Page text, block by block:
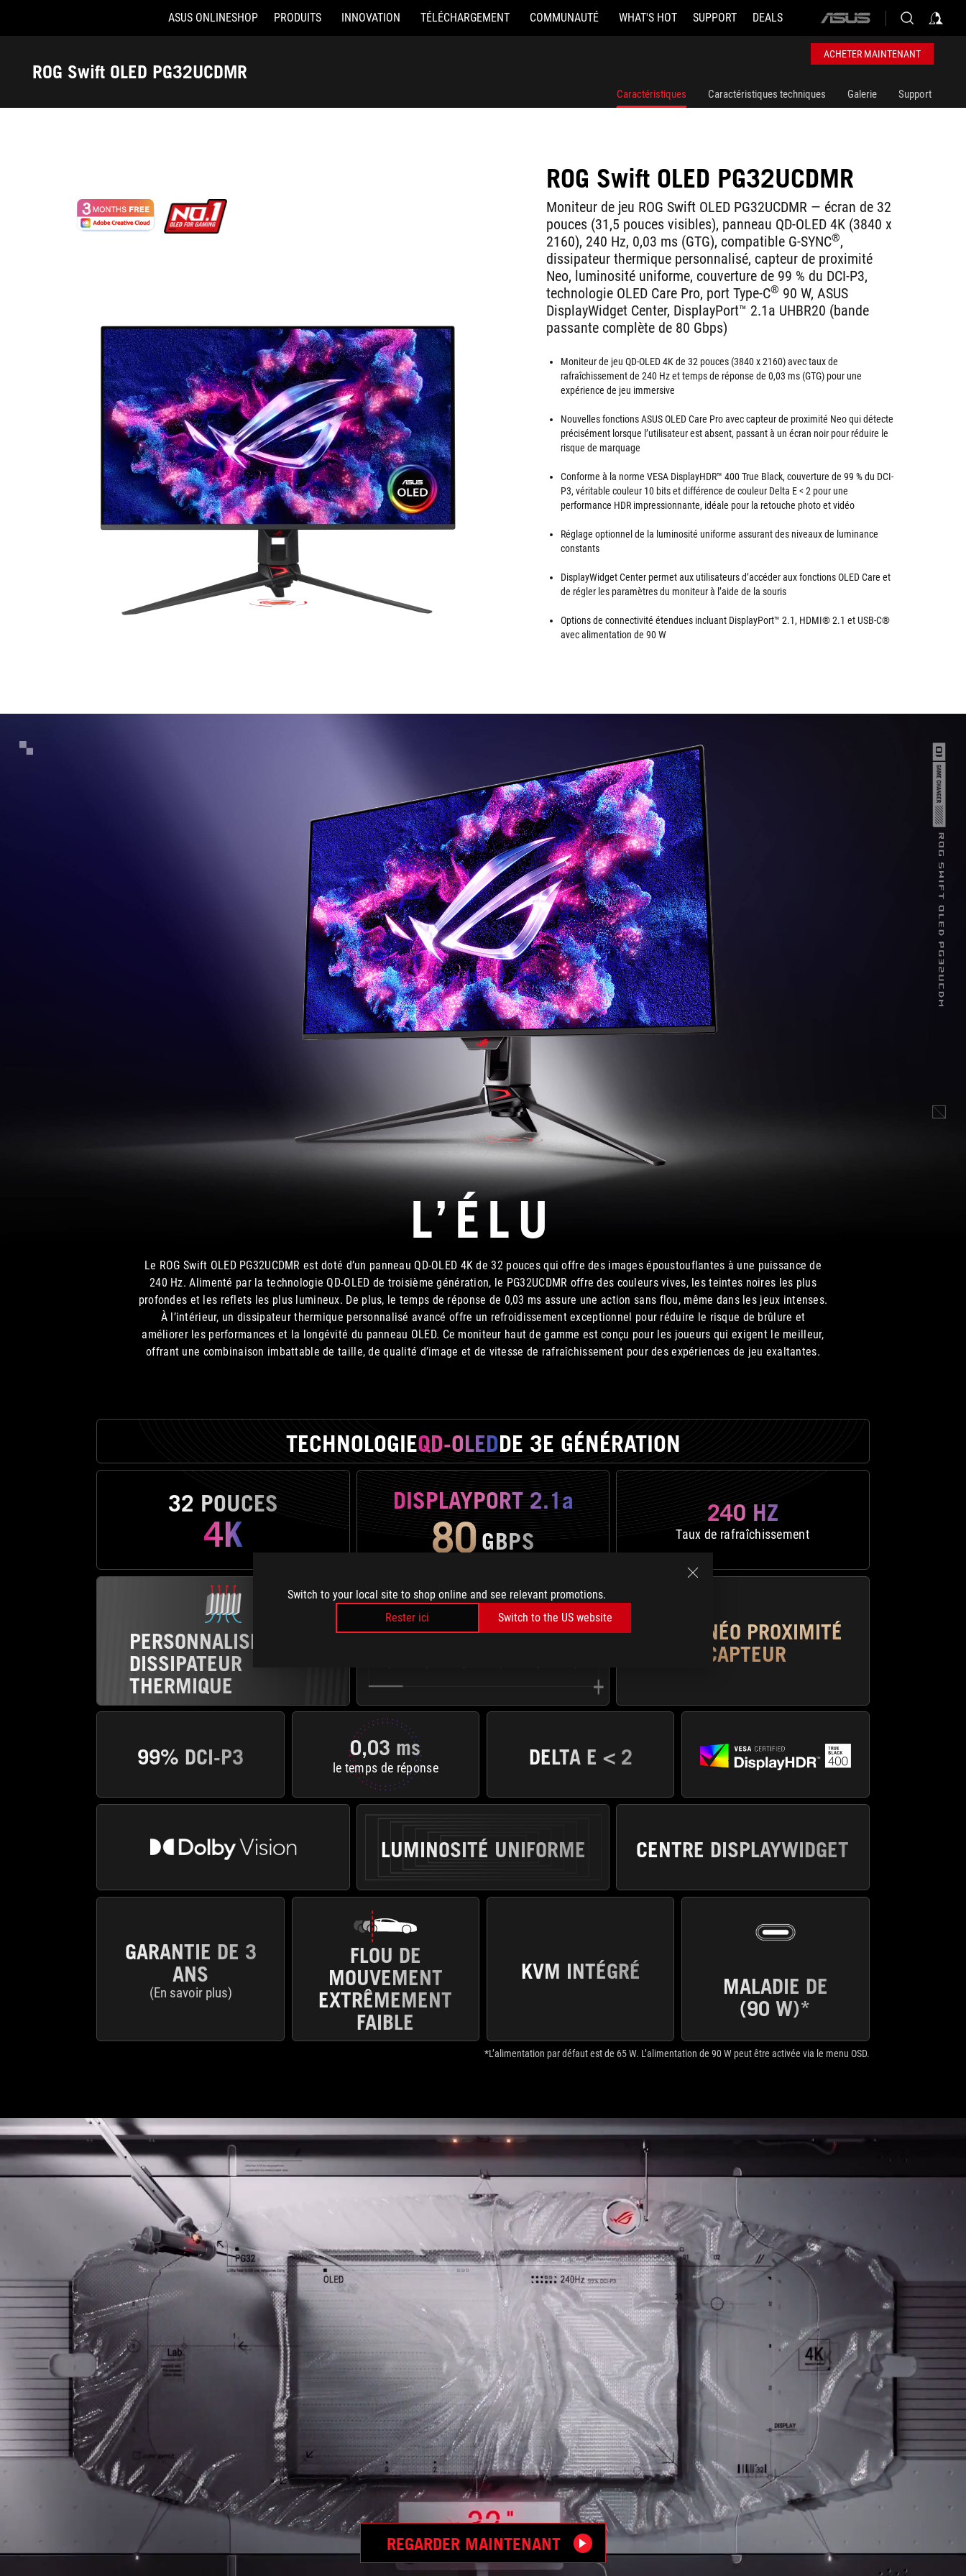
Switch to your local site to shop online and see relevant promotions.
Rester ici
Switch to the US website
Accessibility links
ASUS ONLINESHOP PRODUITS INNOVATION TÉLÉCHARGEMENT COMMUNAUTÉ WHAT'S HOT SUPPORT DEALS
ASUS
logo
ROG Swift OLED PG32UCDMR
ACHETER MAINTENANT
Caractéristiques Caractéristiques techniques Galerie Support
ROG Swift OLED PG32UCDMR
Moniteur de jeu ROG Swift OLED PG32UCDMR ― écran de 32
pouces (31,5 pouces visibles), panneau QD-OLED 4K (3840 x
2160), 240 Hz, 0,03 ms (GTG), compatible G-SYNC®,
dissipateur thermique personnalisé, capteur de proximité
Neo, luminosité uniforme, couverture de 99 % du DCI-P3,
technologie OLED Care Pro, port Type-C® 90 W, ASUS
DisplayWidget Center, DisplayPort™ 2.1a UHBR20 (bande
passante complète de 80 Gbps)
Moniteur de jeu QD-OLED 4K de 32 pouces (3840 x 2160) avec taux de
rafraîchissement de 240 Hz et temps de réponse de 0,03 ms (GTG) pour une
expérience de jeu immersive
Nouvelles fonctions ASUS OLED Care Pro avec capteur de proximité Neo qui détecte
précisément lorsque l’utilisateur est absent, passant à un écran noir pour réduire le
risque de marquage
Conforme à la norme VESA DisplayHDR™ 400 True Black, couverture de 99 % du DCI-
P3, véritable couleur 10 bits et différence de couleur Delta E < 2 pour une
performance HDR impressionnante, idéale pour la retouche photo et vidéo
Réglage optionnel de la luminosité uniforme assurant des niveaux de luminance
constants
DisplayWidget Center permet aux utilisateurs d’accéder aux fonctions OLED Care et
de régler les paramètres du moniteur à l’aide de la souris
Options de connectivité étendues incluant DisplayPort™ 2.1, HDMI® 2.1 et USB-C®
avec alimentation de 90 W
L’ÉLU
Le ROG Swift OLED PG32UCDMR est doté d’un panneau QD-OLED 4K de 32 pouces qui offre des images époustouflantes à une puissance de
240 Hz. Alimenté par la technologie QD-OLED de troisième génération, le PG32UCDMR offre des couleurs vives, les teintes noires les plus
profondes et les reflets les plus lumineux. De plus, le temps de réponse de 0,03 ms assure une action sans flou, même dans les jeux intenses.
À l’intérieur, un dissipateur thermique personnalisé avancé offre un refroidissement exceptionnel pour réduire le risque de brûlure et
améliorer les performances et la longévité du panneau OLED. Ce moniteur haut de gamme est conçu pour les joueurs qui exigent le meilleur,
offrant une combinaison imbattable de taille, de qualité d’image et de vitesse de rafraîchissement pour des expériences de jeu exaltantes.
TECHNOLOGIEQD-OLEDDE 3E GÉNÉRATION
32 POUCES
4K
DISPLAYPORT 2.1a
80GBPS
240 HZ
Taux de rafraîchissement
PERSONNALISÉ
DISSIPATEUR
THERMIQUE
ASUS OLED
NÉO PROXIMITÉ
CAPTEUR
99% DCI-P3 0,03 ms
le temps de réponse DELTA E < 2
LUMINOSITÉ UNIFORME CENTRE DISPLAYWIDGET
GARANTIE DE 3
ANS
(En savoir plus)
FLOU DE
MOUVEMENT
EXTRÊMEMENT
FAIBLE
KVM INTÉGRÉ
MALADIE DE
(90 W)*
*L’alimentation par défaut est de 65 W. L’alimentation de 90 W peut être activée via le menu OSD.
REGARDER MAINTENANT